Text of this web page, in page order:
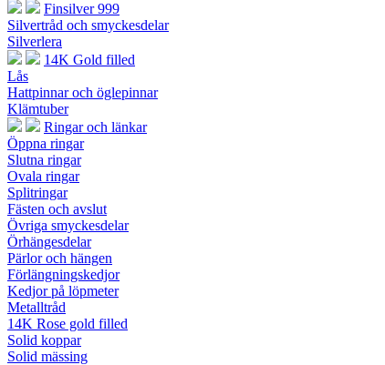
Finsilver 999
Silvertråd och smyckesdelar
Silverlera
14K Gold filled
Lås
Hattpinnar och öglepinnar
Klämtuber
Ringar och länkar
Öppna ringar
Slutna ringar
Ovala ringar
Splitringar
Fästen och avslut
Övriga smyckesdelar
Örhängesdelar
Pärlor och hängen
Förlängningskedjor
Kedjor på löpmeter
Metalltråd
14K Rose gold filled
Solid koppar
Solid mässing